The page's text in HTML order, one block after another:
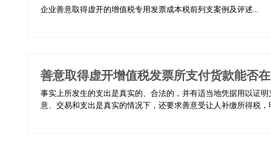
企业善意取得虚开的增值税专用发票成本税前列支案例及评述...
善意取得虚开增值税发票所支付货款能否
事实上所发生的支出是真实的、合法的，并有适当地凭据用以证
意、交易和支出是真实的情况下，还要求善意受让人补缴所得税